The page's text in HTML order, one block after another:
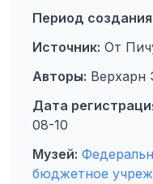
Период
Источник: От
Авторы: Верхарн
Дата
08-10
Музей:
бюджетное